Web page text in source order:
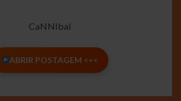
CaNNIbal
ABRIR POSTAGEM <<<